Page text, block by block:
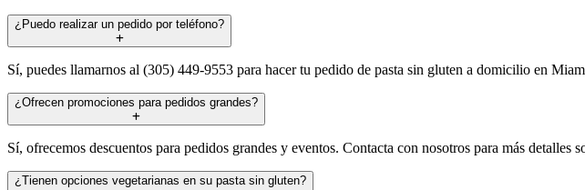
¿Puedo realizar un pedido por teléfono?
Sí, puedes llamarnos al (305) 449-9553 para hacer tu pedido de pasta sin gluten a domicilio en
¿Ofrecen promociones para pedidos grandes?
Sí, ofrecemos descuentos para pedidos grandes y eventos. Contacta con nosotros para más detalles
¿Tienen opciones vegetarianas en su pasta sin gluten?